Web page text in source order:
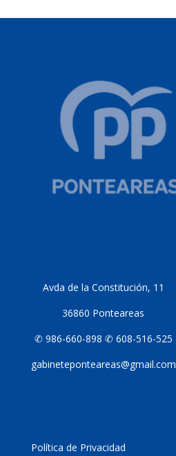
Avda de la Constitución, 11
36860 Ponteareas
✆ 986-660-898 ✆ 608-516-525
gabineteponteareas@gmail.com
Política de Privacidad